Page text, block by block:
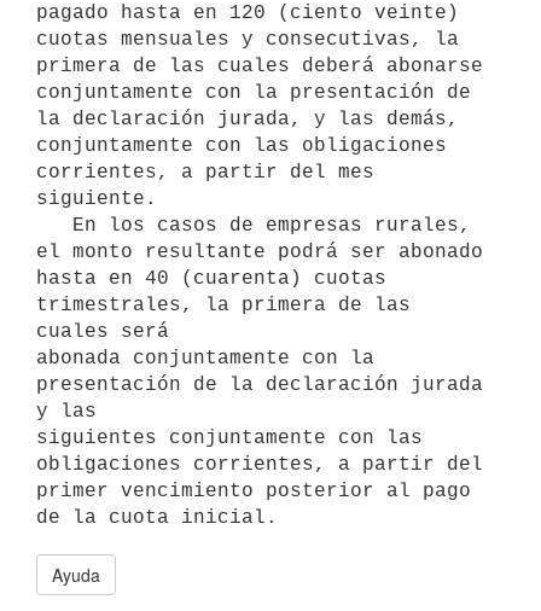
pagado hasta en 120 (ciento veinte)
cuotas mensuales y consecutivas, la
primera de las cuales deberá abonarse
conjuntamente con la presentación de
la declaración jurada, y las demás,
conjuntamente con las obligaciones
corrientes, a partir del mes
siguiente.
el monto resultante podrá ser abonado
hasta en 40 (cuarenta) cuotas
trimestrales, la primera de las
cuales será
abonada conjuntamente con la
presentación de la declaración jurada
y las
siguientes conjuntamente con las
obligaciones corrientes, a partir del
primer vencimiento posterior al pago
Ayuda